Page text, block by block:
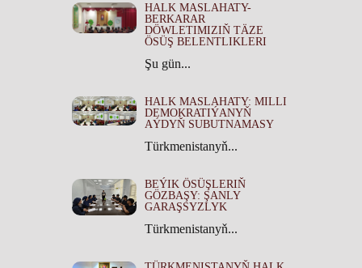
HALK MASLAHATY-
BERKARAR
DÖWLETIMIZIŇ TÄZE
ÖSÜŞ BELENTLIKLERI
Şu gün...
HALK MASLAHATY: MILLI
DEMOKRATIÝANYŇ
AÝDYŇ SUBUTNAMASY
Türkmenistanyň...
BEÝIK ÖSÜŞLERIŇ
GÖZBAŞY: ŞANLY
GARAŞSYZLYK
Türkmenistanyň...